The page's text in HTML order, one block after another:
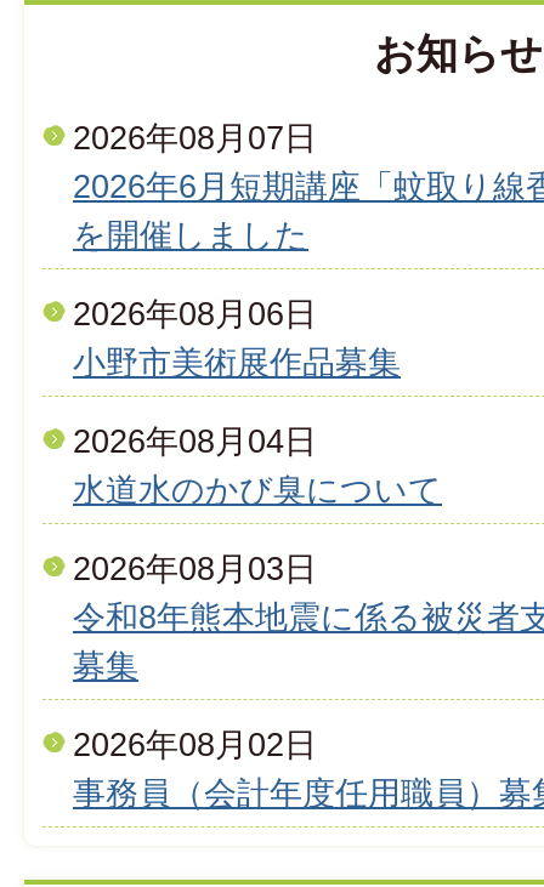
お知らせ
2026年08月07日
2026年6月短期講座「蚊取り
を開催しました
2026年08月06日
小野市美術展作品募集
2026年08月04日
水道水のかび臭について
2026年08月03日
令和8年熊本地震に係る被災者
募集
2026年08月02日
事務員（会計年度任用職員）募